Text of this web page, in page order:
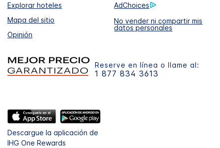
Explorar hoteles
AdChoices
Mapa del sitio
No vender ni compartir mis
datos personales
Opinión
Reserve en línea o llame al:
1 877 834 3613
Descargue la aplicación de
IHG One Rewards